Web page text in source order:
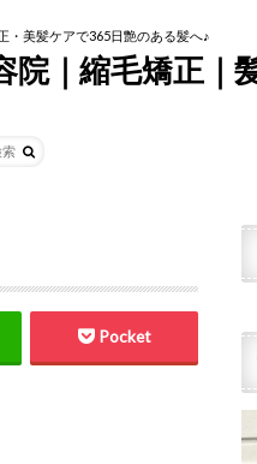
・美髪ケアで365日艶のある髪へ♪
院｜縮毛矯正｜
Pocket